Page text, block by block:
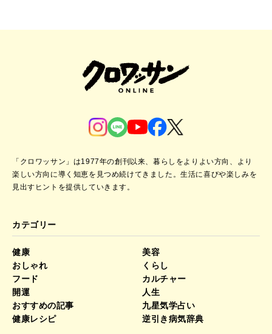
「クロワッサン」は1977年の創刊以来、暮らしをよりよい方向、より
楽しい方向に導く知恵を見つめ続けてきました。生活に喜びや楽しみを
見出すヒントを提供していきます。
カテゴリー
健康
美容
おしゃれ
くらし
フード
カルチャー
開運
人生
おすすめの記事
九星気学占い
健康レシピ
逆引き病気辞典